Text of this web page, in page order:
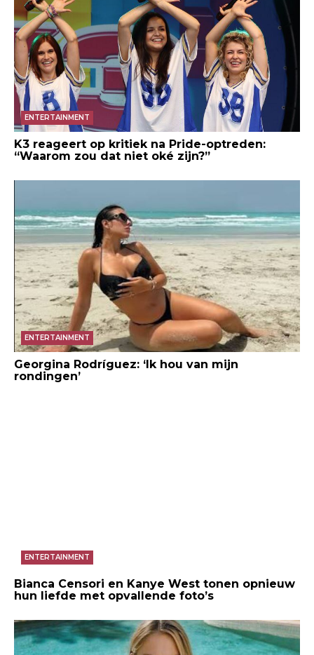
ENTERTAINMENT
K3 reageert op kritiek na Pride-optreden:
“Waarom zou dat niet oké zijn?”
ENTERTAINMENT
Georgina Rodríguez: ‘Ik hou van mijn
rondingen’
ENTERTAINMENT
Bianca Censori en Kanye West tonen opnieuw
hun liefde met opvallende foto’s